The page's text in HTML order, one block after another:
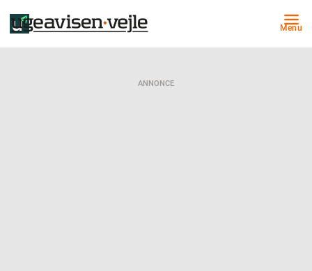
Menu
ANNONCE